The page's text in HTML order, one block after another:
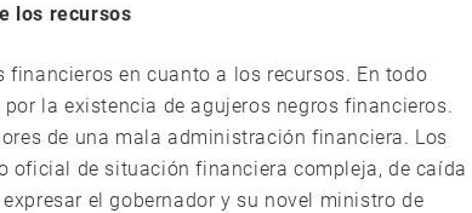
los recursos
en cuanto a los recursos. En todo
la existencia de agujeros negros financieros.
de una mala administración financiera. Los
oficial de situación financiera compleja, de caída
el gobernador y su novel ministro de